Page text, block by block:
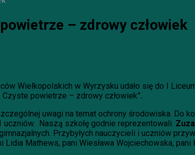
– zdrowy człowiek
Wielkopolskich w Wyrzysku udało się do I
powietrze – zdrowy człowiek”.
uwagi na temat ochrony środowiska. Do
Naszą szkołę godnie reprezentowali:
Przybyłych nauczycieli i uczniów
Mathews, pani Wiesława Wojciechowska,